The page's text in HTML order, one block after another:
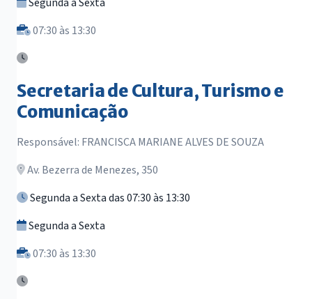
07:30 às 13:30
Secretaria de Cultura, Turismo e
Comunicação
Responsável: FRANCISCA MARIANE ALVES DE SOUZA
Av. Bezerra de Menezes, 350
Segunda a Sexta das 07:30 às 13:30
Segunda a Sexta
07:30 às 13:30